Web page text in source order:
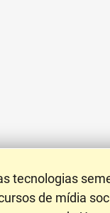
tecnologias
de mídia